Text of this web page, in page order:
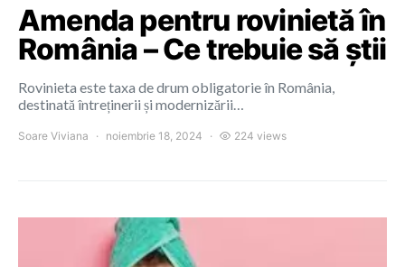
Amenda pentru rovinietă în
România – Ce trebuie să știi
Rovinieta este taxa de drum obligatorie în România,
destinată întreținerii și modernizării…
Soare Viviana noiembrie 18, 2024 224 views